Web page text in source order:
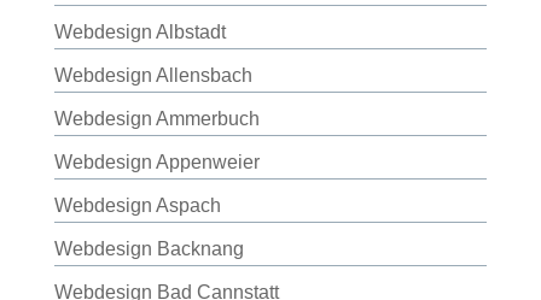
Webdesign Albstadt
Webdesign Allensbach
Webdesign Ammerbuch
Webdesign Appenweier
Webdesign Aspach
Webdesign Backnang
Webdesign Bad Cannstatt